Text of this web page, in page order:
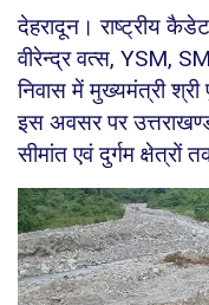
देहरादून। राष्ट्रीय
वीरेन्द्र वत्स, YSM,
निवास में मुख्यमंत्री श्री
इस अवसर पर
सीमांत एवं दुर्गम क्षेत्रों